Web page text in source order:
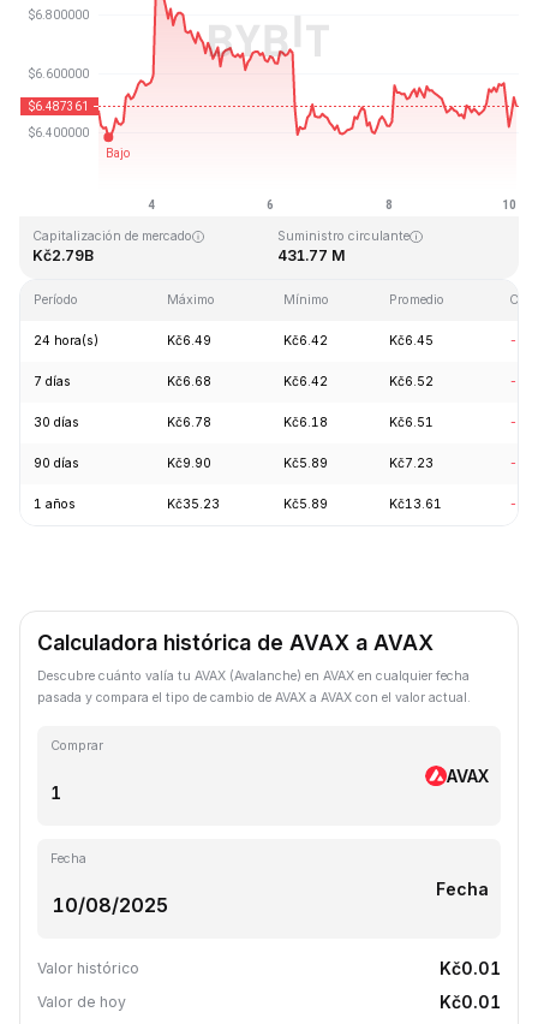
Última actualización: 2026-08-10, 02:43 GMT+0
Capitalización de mercado
Kč2.79B
Suministro circulante
431.77 M
Período Máximo Mínimo Promedio
24 hora(s) Kč6.49 Kč6.42 Kč6.45 -
7 días Kč6.68 Kč6.42 Kč6.52 -
30 días Kč6.78 Kč6.18 Kč6.51 -
90 días Kč9.90 Kč5.89 Kč7.23 -
1 años Kč35.23 Kč5.89 Kč13.61 -
Calculadora histórica de AVAX a AVAX
Descubre cuánto valía tu AVAX (Avalanche) en AVAX en cualquier fecha
pasada y compara el tipo de cambio de AVAX a AVAX con el valor actual.
Comprar
AVAX
Fecha
Fecha
Valor histórico Kč0.01
Valor de hoy Kč0.01